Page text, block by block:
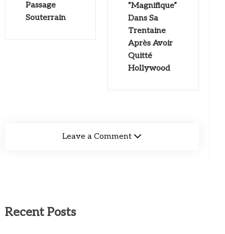
Passage
Souterrain
“Magnifique”
Dans Sa
Trentaine
Après Avoir
Quitté
Hollywood
Leave a Comment
Recent Posts